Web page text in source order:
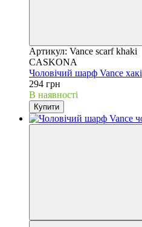
Артикул: Vance scarf khaki
CASKONA
Чоловічий шарф Vance хакі
294 грн
В наявності
Купити